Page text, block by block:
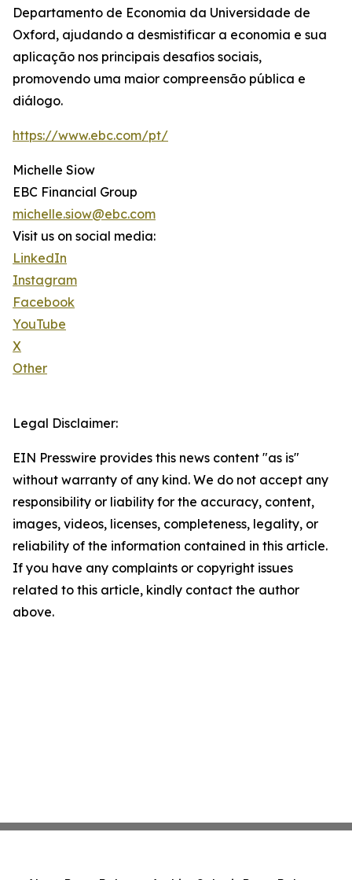
Departamento de Economia da Universidade de
Oxford, ajudando a desmistificar a economia e sua
aplicação nos principais desafios sociais,
promovendo uma maior compreensão pública e
diálogo.
https://www.ebc.com/pt/
Michelle Siow
EBC Financial Group
michelle.siow@ebc.com
Visit us on social media:
LinkedIn
Instagram
Facebook
YouTube
X
Other
Legal Disclaimer:
EIN Presswire provides this news content "as is"
without warranty of any kind. We do not accept any
responsibility or liability for the accuracy, content,
images, videos, licenses, completeness, legality, or
reliability of the information contained in this article.
If you have any complaints or copyright issues
related to this article, kindly contact the author
above.